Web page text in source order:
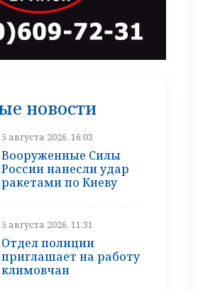
новости
5 августа 2026, 16:03
Вооруженные Силы
России нанесли удар
ракетами по Киеву
5 августа 2026, 11:31
Отдел полиции
приглашает на работу
климовчан